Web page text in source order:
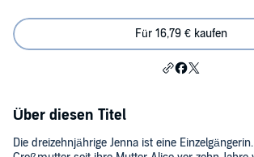
Für 16,79 € kaufen
Über diesen Titel
Die dreizehnjährige Jenna ist eine